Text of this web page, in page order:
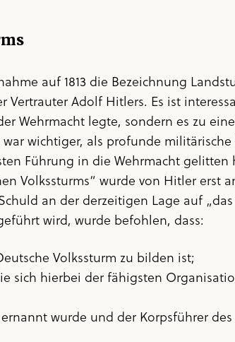
auf 1813 die Bezeichnung
Adolf Hitlers. Es ist
legte, sondern es zu
wichtiger, als profunde
Führung in die Wehrmacht
Volkssturms“ wurde von Hitler erst
an der derzeitigen Lage auf
wird, wurde befohlen, dass:
Volkssturm zu bilden ist;
sich hierbei der fähigsten
wurde und der Korpsführer